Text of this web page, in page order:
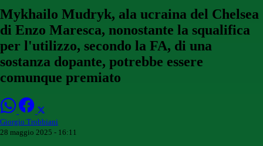
Mykhailo Mudryk, ala ucraina del Chelsea
di Enzo Maresca, nonostante la squalifica
per l'utilizzo, secondo la FA, di una
sostanza dopante, potrebbe essere
comunque premiato
Giorgio Trobbiani
28 maggio 2025 - 16:11